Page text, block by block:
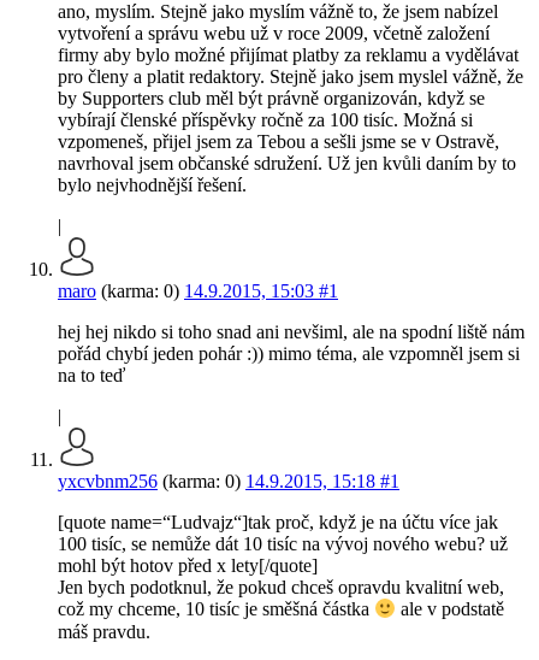
ano, myslím. Stejně jako myslím vážně to, že jsem nabízel
vytvoření a správu webu už v roce 2009, včetně založení
firmy aby bylo možné přijímat platby za reklamu a vydělávat
pro členy a platit redaktory. Stejně jako jsem myslel vážně, že
by Supporters club měl být právně organizován, když se
vybírají členské příspěvky ročně za 100 tisíc. Možná si
vzpomeneš, přijel jsem za Tebou a sešli jsme se v Ostravě,
navrhoval jsem občanské sdružení. Už jen kvůli daním by to
bylo nejvhodnější řešení.
|
maro (karma: 0) 14.9.2015, 15:03 #1
hej hej nikdo si toho snad ani nevšiml, ale na spodní liště nám
pořád chybí jeden pohár :)) mimo téma, ale vzpomněl jsem si
na to teď
|
yxcvbnm256 (karma: 0) 14.9.2015, 15:18 #1
[quote name=“Ludvajz“]tak proč, když je na účtu více jak
100 tisíc, se nemůže dát 10 tisíc na vývoj nového webu? už
mohl být hotov před x lety[/quote]
Jen bych podotknul, že pokud chceš opravdu kvalitní web,
což my chceme, 10 tisíc je směšná částka
ale v podstatě
máš pravdu.